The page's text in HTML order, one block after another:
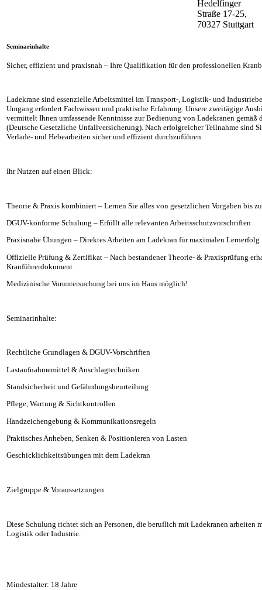
Hedelfinger
Straße 17-25,
70327 Stuttgart
Seminarinhalte
Sicher, effizient und praxisnah – Ihre Qualifikation für den professionellen
Ladekrane sind essenzielle Arbeitsmittel im Transport-, Logistik- und
Umgang erfordert Fachwissen und praktische Erfahrung. Unsere zweitägige
vermittelt Ihnen umfassende Kenntnisse zur Bedienung von Ladekranen gemäß
(Deutsche Gesetzliche Unfallversicherung). Nach erfolgreicher Teilnahme sind
Verlade- und Hebearbeiten sicher und effizient durchzuführen.
Ihr Nutzen auf einen Blick:
Theorie & Praxis kombiniert – Lernen Sie alles von gesetzlichen Vorgaben bis
DGUV-konforme Schulung – Erfüllt alle relevanten Arbeitsschutzvorschriften
Praxisnahe Übungen – Direktes Arbeiten am Ladekran für maximalen Lernerfolg
Offizielle Prüfung & Zertifikat – Nach bestandener Theorie- & Praxisprüfung
Kranführerdokument
Medizinische Voruntersuchung bei uns im Haus möglich!
Seminarinhalte:
Rechtliche Grundlagen & DGUV-Vorschriften
Lastaufnahmemittel & Anschlagtechniken
Standsicherheit und Gefährdungsbeurteilung
Pflege, Wartung & Sichtkontrollen
Handzeichengebung & Kommunikationsregeln
Praktisches Anheben, Senken & Positionieren von Lasten
Geschicklichkeitsübungen mit dem Ladekran
Zielgruppe & Voraussetzungen
Diese Schulung richtet sich an Personen, die beruflich mit Ladekranen arbeiten
Logistik oder Industrie.
Mindestalter: 18 Jahre